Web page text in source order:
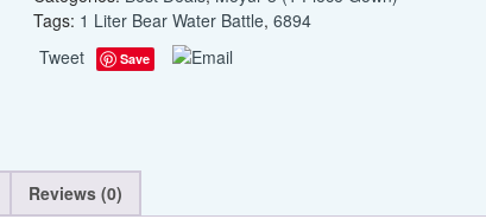
Tags: 1 Liter Bear Water Battle, 6894
Tweet
Save
Reviews (0)